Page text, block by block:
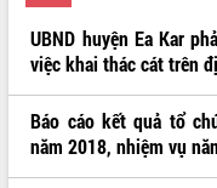
LÃNH ĐẠO UBND TỈNH
TIN TỨC SỰ KIỆN
SỞ, BAN, NGÀNH
UBND CÁC XÃ, PHƯỜNG
UBND huyện Ea Kar
việc khai thác cát trên
Báo cáo kết quả tổ
năm 2018, nhiệm vụ